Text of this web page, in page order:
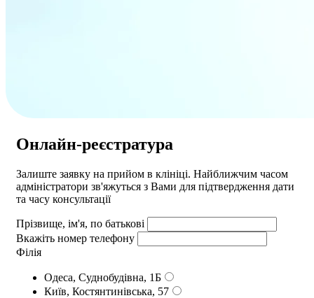
Онлайн-реєстратура
Залиште заявку на прийом в клініці. Найближчим часом
адмiнiстратори зв'яжуться з Вами для пiдтвердження дати
та часу консультацiï
Прізвище, ім'я, по батькові
Вкажіть номер телефону
Філія
Одеса, Суднобудівна, 1Б
Київ, Костянтинівська, 57